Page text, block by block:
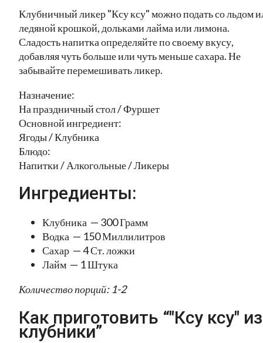
Клубничный ликер "Ксу ксу" можно подать со льдом
ледяной крошкой, дольками лайма или лимона.
Сладость напитка определяйте по своему вкусу,
добавляя чуть больше или чуть меньше сахара. Не
забывайте перемешивать ликер.
Назначение:
На праздничный стол / Фуршет
Основной ингредиент:
Ягоды / Клубника
Блюдо:
Напитки / Алкогольные / Ликеры
Ингредиенты:
Клубника — 300 Грамм
Водка — 150 Миллилитров
Сахар — 4 Ст. ложки
Лайм — 1 Штука
Количество порций: 1-2
Как приготовить “"Ксу ксу" из
клубники”